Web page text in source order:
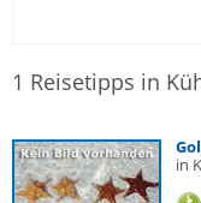
1 Reisetipps in
in